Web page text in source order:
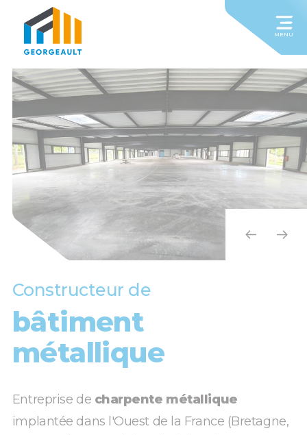
MENU
Constructeur de
bâtiment
métallique
Entreprise de charpente métallique
implantée dans l'Ouest de la France (Bretagne,